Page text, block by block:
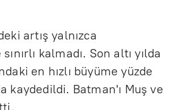
artış yalnızca
kalmadı. Son altı yılda
en hızlı büyüme yüzde
kaydedildi. Batman'ı Muş ve